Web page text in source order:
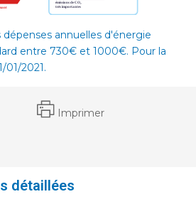
annuelles d'énergie
entre 730€ et 1000€. Pour la
01/2021.
Imprimer
détaillées